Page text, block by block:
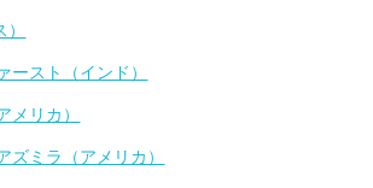
ースト（インド）
メリカ）
ズミラ（アメリカ）